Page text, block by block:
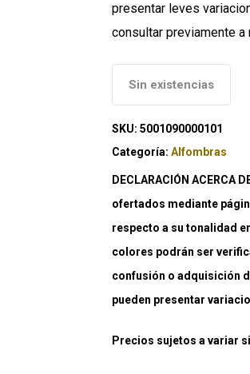
presentar leves
consultar previamente
Sin existencias
SKU:5001090000101
Categoría:Alfombras
DECLARACIÓN
ofertados mediante
respecto a su tonalidad
colores podrán ser
confusión o adquisición
pueden presentar
Precios sujetos a variar